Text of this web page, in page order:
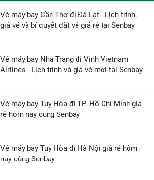
Vé máy bay Cần Thơ đi Đà Lạt - Lịch trình,
giá vé và bí quyết đặt vé giá rẻ tại Senbay
Vé máy bay Nha Trang đi Vinh Vietnam
Airlines - Lịch trình và giá vé mới tại Senbay
Vé máy bay Tuy Hòa đi TP. Hồ Chí Minh giá
rẻ hôm nay cùng Senbay
Vé máy bay Tuy Hòa đi Hà Nội giá rẻ hôm
nay cùng Senbay